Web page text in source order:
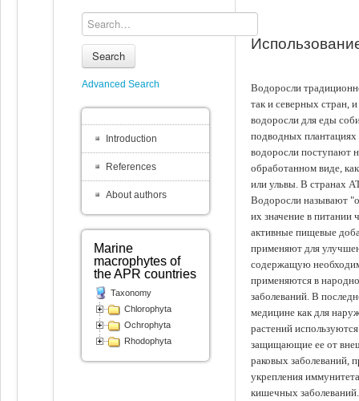
Водоросли
так и северных стран,
водоросли для еды
подводных
водоросли поступают
обработанном виде,
или ульвы. В странах
Водоросли называют
их значение в питании
активные пищевые
применяют для
содержащую
применяются в
заболеваний. В
медицине как для
растений
защищающие ее от
раковых заболеваний,
укрепления
кишечных
Search
Advanced Search
Introduction
References
About authors
Marine
macrophytes of
the APR countries
Taxonomy
Chlorophyta
Ochrophyta
Rhodophyta